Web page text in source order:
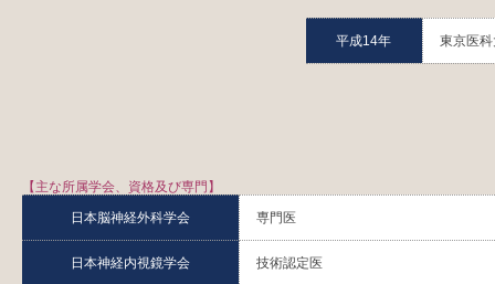
平成14年 東京医
【主な所属学会、資格及び専門】
日本脳神経外科学会
専門医
日本神経内視鏡学会 技術認定医